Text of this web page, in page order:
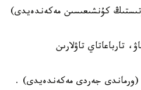
كۇنشىعىسىن مەكەندەيدى)
تارباعاتاي تاۋلارىن
جەردى مەكەندەيدى) .